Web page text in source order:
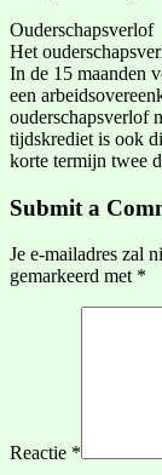
Ouderschapsverlof
Het
In de 15 maanden
een
ouderschapsverlof
tijdskrediet is ook
korte termijn twee
Submit a
Je e-mailadres zal
gemarkeerd met *
Reactie *